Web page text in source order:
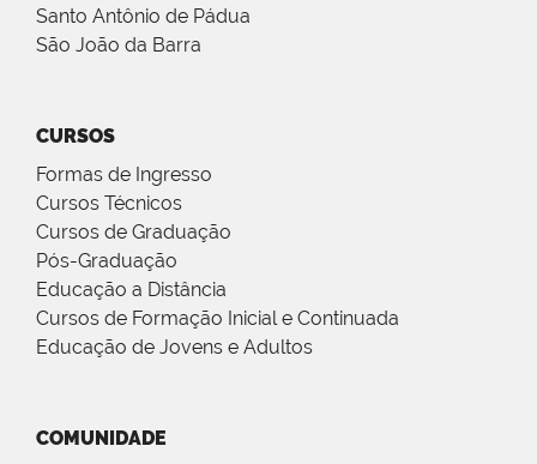
Santo Antônio de Pádua
São João da Barra
CURSOS
Formas de Ingresso
Cursos Técnicos
Cursos de Graduação
Pós-Graduação
Educação a Distância
Cursos de Formação Inicial e Continuada
Educação de Jovens e Adultos
COMUNIDADE